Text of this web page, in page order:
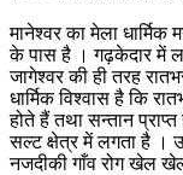
मानेश्वर का मेला धार्मिक
के पास है । गढ़केदार में
जागेश्वर की ही तरह
धार्मिक विश्वास है कि
होते हैं तथा सन्तान
सल्ट क्षेत्र में लगता है ।
नजदीकी गाँव रोग खेल